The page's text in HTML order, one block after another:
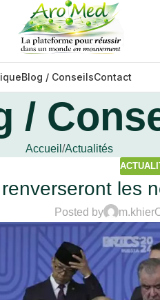
Blog / ConseilsContact
/
Accueil Actualités
les
Posted by m.khier